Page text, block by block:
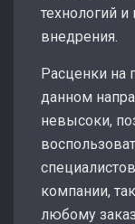
технологий
внедрения.
Расценки на
данном
невысоки,
компании,
любому